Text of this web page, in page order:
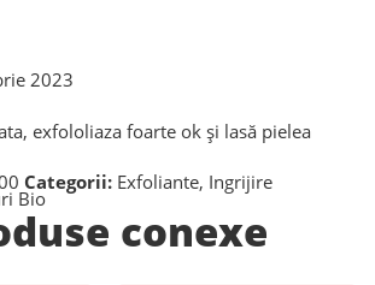
2023
exfololiaza foarte ok și lasă pielea
Categorii: Exfoliante, Ingrijire
Bio
conexe